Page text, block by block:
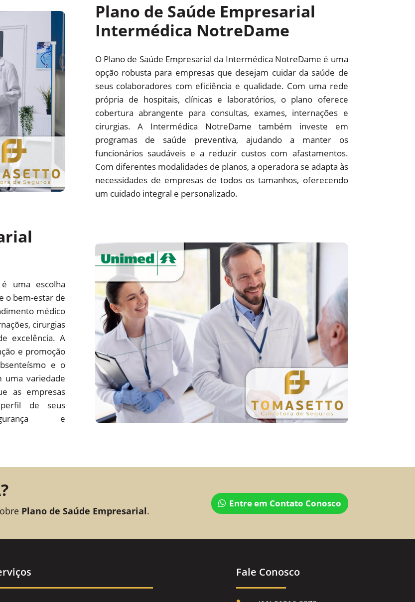
Plano de Saúde Empresarial
Intermédica NotreDame
O Plano de Saúde Empresarial da Intermédica NotreDame é uma
opção robusta para empresas que desejam cuidar da saúde de
seus colaboradores com eficiência e qualidade. Com uma rede
própria de hospitais, clínicas e laboratórios, o plano oferece
cobertura abrangente para consultas, exames, internações e
cirurgias. A Intermédica NotreDame também investe em
programas de saúde preventiva, ajudando a manter os
funcionários saudáveis e a reduzir custos com afastamentos.
Com diferentes modalidades de planos, a operadora se adapta às
necessidades de empresas de todos os tamanhos, oferecendo
um cuidado integral e personalizado.
uma escolha
o bem-estar de
médico
cirurgias
excelência. A
e promoção
e o
uma variedade
as empresas
de seus
e
Plano de Saúde Empresarial.
Entre em Contato Conosco
Fale Conosco